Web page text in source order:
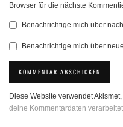
Browser für die nächste
Benachrichtige mich über
Benachrichtige mich über
Diese Website verwendet
deine Kommentardaten